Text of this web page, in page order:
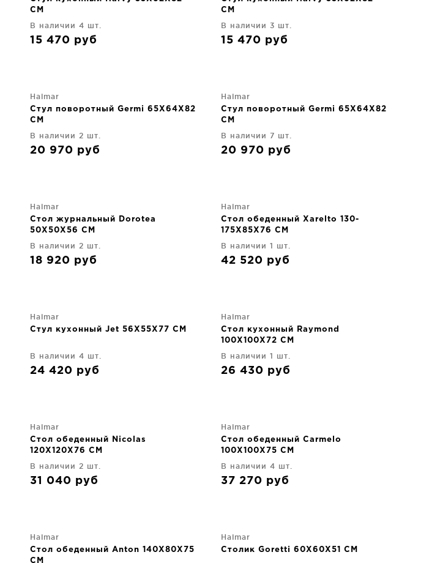
CM
В наличии 4 шт.
15 470 руб
CM
В наличии 3 шт.
15 470 руб
Halmar
Стул поворотный Germi 65X64X82
CM
В наличии 2 шт.
20 970 руб
Halmar
Стул поворотный Germi 65X64X82
CM
В наличии 7 шт.
20 970 руб
Halmar
Стол журнальный Dorotea
50X50X56 CM
В наличии 2 шт.
18 920 руб
Halmar
Стол обеденный Xarelto 130-
175X85X76 CM
В наличии 1 шт.
42 520 руб
Halmar
Стул кухонный Jet 56X55X77 CM
В наличии 4 шт.
24 420 руб
Halmar
Стол кухонный Raymond
100X100X72 CM
В наличии 1 шт.
26 430 руб
Halmar
Стол обеденный Nicolas
120X120X76 CM
В наличии 2 шт.
31 040 руб
Halmar
Стол обеденный Carmelo
100X100X75 CM
В наличии 4 шт.
37 270 руб
Halmar
Стол обеденный Anton 140X80X75
CM
Halmar
Столик Goretti 60X60X51 CM